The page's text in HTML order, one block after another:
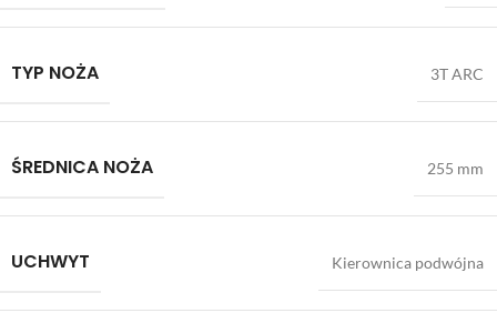
TYP NOŻA 3T ARC
ŚREDNICA NOŻA 255 mm
UCHWYT Kierownica podwójna